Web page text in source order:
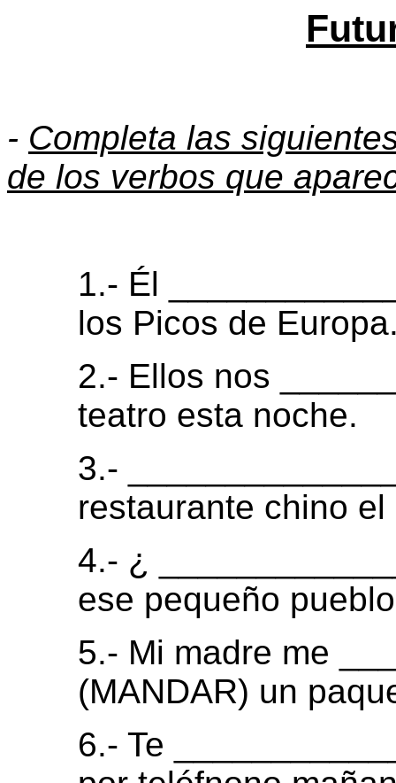
- Completa las
de los verbos que
1.- Él
los Picos de
2.- Ellos nos
teatro esta noche.
3.-
restaurante chino
4.- ¿
ese pequeño
5.- Mi madre me
(MANDAR) un
6.- Te